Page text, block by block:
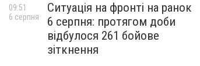
Ситуація на фронті на ранок
6 серпня: протягом доби
відбулося 261 бойове
зіткнення
09:51
6 серпня